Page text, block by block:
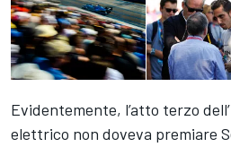
Evidentemente, l’atto terzo
elettrico non doveva premiare